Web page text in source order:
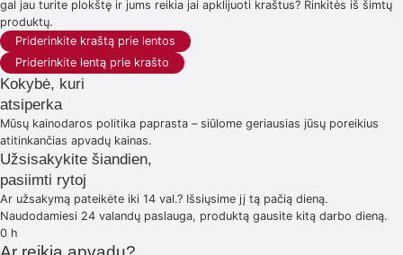
gal jau turite plokštę ir jums reikia jai apklijuoti kraštus? Rinkitės iš šimtų
produktų.
Priderinkite kraštą prie lentos
Priderinkite lentą prie krašto
Kokybė, kuri
atsiperka
Mūsų kainodaros politika paprasta – siūlome geriausias jūsų poreikius
atitinkančias apvadų kainas.
Užsisakykite šiandien,
pasiimti rytoj
Ar užsakymą pateikėte iki 14 val.? Išsiųsime jį tą pačią dieną.
Naudodamiesi 24 valandų paslauga, produktą gausite kitą darbo dieną.
0 h